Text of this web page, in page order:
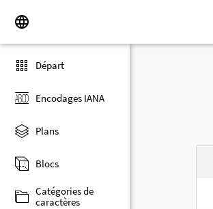
Départ
Encodages IANA
Plans
Blocs
Catégories de
caractères